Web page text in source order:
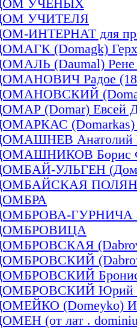
УЧЕНЫХ
УЧИТЕЛЯ
ИНТЕРНАТ для
(Domagk)
(Daumal) Рене
Радое
(Domar) Евсей
(Domarkas)
Анатолий
Борис
УЛЬГЕН
ГУРНИЧА
Юрий
(Domeyko)
(от лат .